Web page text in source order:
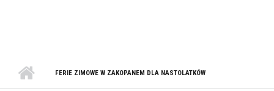
FERIE ZIMOWE W ZAKOPANEM DLA NASTOLATKÓW